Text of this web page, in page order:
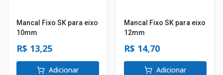
Mancal Fixo SK para eixo
10mm
R$ 13,25
Adicionar
Mancal Fixo SK para eixo
12mm
R$ 14,70
Adicionar